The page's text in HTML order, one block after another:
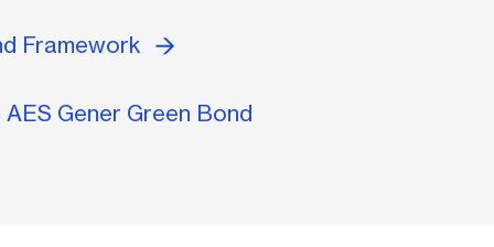
Framework
Gener Green Bond